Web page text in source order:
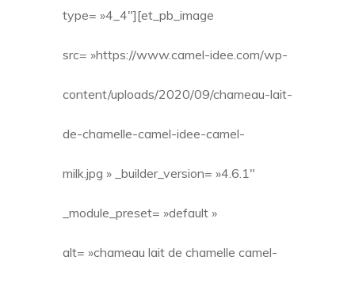
type= »4_4″][et_pb_image
src= »https://www.camel-idee.com/wp-
content/uploads/2020/09/chameau-lait-
de-chamelle-camel-idee-camel-
milk.jpg » _builder_version= »4.6.1″
_module_preset= »default »
alt= »chameau lait de chamelle camel-